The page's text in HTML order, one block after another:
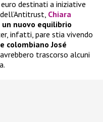
destinati a iniziative
Chiara
nuovo equilibrio
infatti, pare stia vivendo
colombiano José
trascorso alcuni